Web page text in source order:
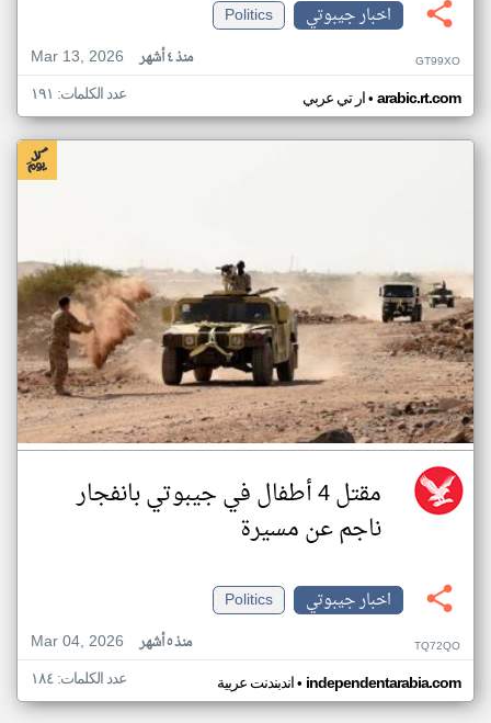
اخبار جيبوتي
Politics
Mar 13, 2026
منذ ٤ أشهر GT99XO
ار تي عربي• arabic.rt.com عدد الكلمات: ١٩١
مقتل 4 أطفال في جيبوتي بانفجار
ناجم عن مسيرة
اخبار جيبوتي
Politics
Mar 04, 2026
منذ ٥ أشهر TQ72QO
اندبندنت عربية• independentarabia.com عدد الكلمات: ١٨٤